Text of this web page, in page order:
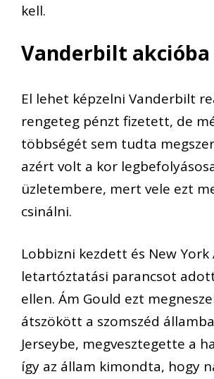
kell.
Vanderbilt akcióba
El lehet képzelni Vanderbilt
rengeteg pénzt fizetett, de
többségét sem tudta
azért volt a kor
üzletembere, mert vele ezt
csinálni.
Lobbizni kezdett és New York
letartóztatási parancsot
ellen. Ám Gould ezt
átszökött a szomszéd
Jerseybe, megvesztegette a
így az állam kimondta, hogy